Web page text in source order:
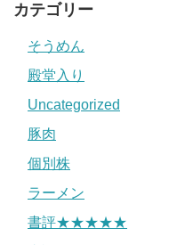
カテゴリー
そうめん
殿堂入り
Uncategorized
豚肉
個別株
ラーメン
書評★★★★★